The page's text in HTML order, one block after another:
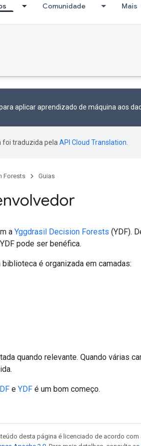
Comunidade Mais
aplicar aprendizado de máquina aos
foi traduzida pela API Cloud Translation
Forests Guias
a Yggdrasil Decision Forests (YDF).
pode ser benéfica.
é organizada em camadas:
quando relevante. Quando várias
e YDF é um bom começo.
desta página é licenciado de acordo com